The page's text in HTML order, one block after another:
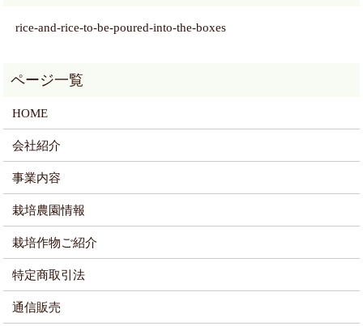
rice-and-rice-to-be-poured-into-the-boxes
HOME
会社紹介
事業内容
栽培農園情報
栽培作物ご紹介
特定商取引法
通信販売